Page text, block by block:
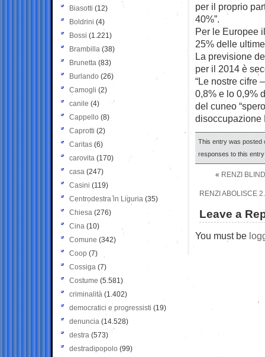
per il proprio
40%”.
Per le Europee
25% delle
La previsione
per il 2014 è
“Le nostre cifre
0,8% e lo 0,9%
del cuneo
disoccupazione
This entry was posted
responses to this
« RENZI
RENZI ABOLISCE
Leave a
You must be
Biasotti (12)
Boldrini (4)
Bossi (1.221)
Brambilla (38)
Brunetta (83)
Burlando (26)
Camogli (2)
canile (4)
Cappello (8)
Caprotti (2)
Caritas (6)
carovita (170)
casa (247)
Casini (119)
Centrodestra in Liguria (35)
Chiesa (276)
Cina (10)
Comune (342)
Coop (7)
Cossiga (7)
Costume (5.581)
criminalità (1.402)
democratici e progressisti (19)
denuncia (14.528)
destra (573)
destradipopolo (99)